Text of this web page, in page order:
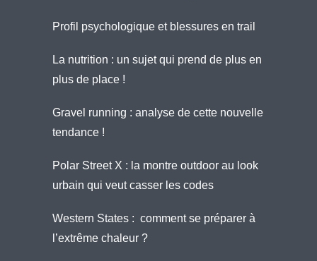
Profil psychologique et blessures en trail
La nutrition : un sujet qui prend de plus en
plus de place !
Gravel running : analyse de cette nouvelle
tendance !
Polar Street X : la montre outdoor au look
urbain qui veut casser les codes
Western States : comment se préparer à
l’extrême chaleur ?